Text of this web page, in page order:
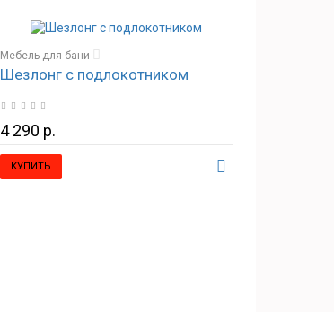
Мебель для бани
Стулья, кресла, табуретки
Шезлонг с подлокотником
4 290 р.
КУПИТЬ